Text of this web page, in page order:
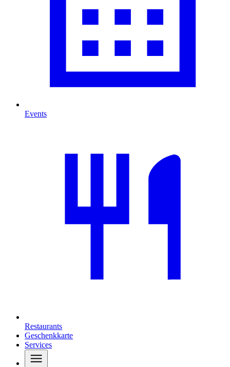
Events
Restaurants
Geschenkkarte
Services